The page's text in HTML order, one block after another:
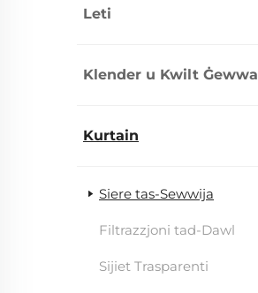
Leti
Klender u Kwilt Ġewwa
Kurtain
Siere tas-Sewwija
Filtrazzjoni tad-Dawl
Sijiet Trasparenti